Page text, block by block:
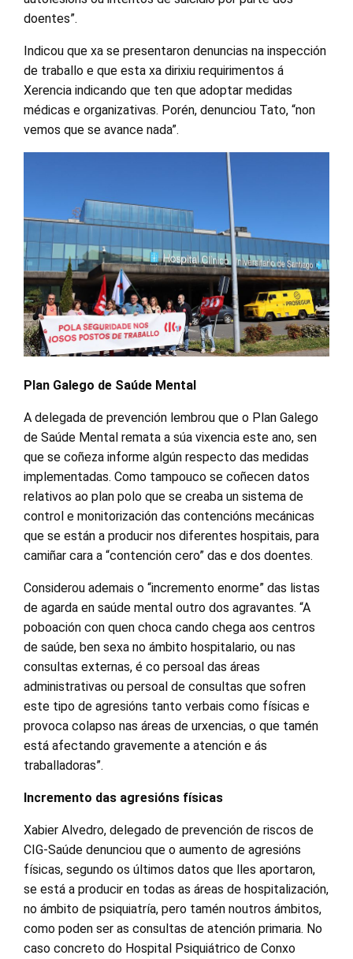
doentes”.
Indicou que xa se presentaron denuncias na inspección
de traballo e que esta xa dirixiu requirimentos á
Xerencia indicando que ten que adoptar medidas
médicas e organizativas. Porén, denunciou Tato, “non
vemos que se avance nada”.
Plan Galego de Saúde Mental
A delegada de prevención lembrou que o Plan Galego
de Saúde Mental remata a súa vixencia este ano, sen
que se coñeza informe algún respecto das medidas
implementadas. Como tampouco se coñecen datos
relativos ao plan polo que se creaba un sistema de
control e monitorización das contencións mecánicas
que se están a producir nos diferentes hospitais, para
camiñar cara a “contención cero” das e dos doentes.
Considerou ademais o “incremento enorme” das listas
de agarda en saúde mental outro dos agravantes. “A
poboación con quen choca cando chega aos centros
de saúde, ben sexa no ámbito hospitalario, ou nas
consultas externas, é co persoal das áreas
administrativas ou persoal de consultas que sofren
este tipo de agresións tanto verbais como físicas e
provoca colapso nas áreas de urxencias, o que tamén
está afectando gravemente a atención e ás
traballadoras”.
Incremento das agresións físicas
Xabier Alvedro, delegado de prevención de riscos de
CIG-Saúde denunciou que o aumento de agresións
físicas, segundo os últimos datos que lles aportaron,
se está a producir en todas as áreas de hospitalización,
no ámbito de psiquiatría, pero tamén noutros ámbitos,
como poden ser as consultas de atención primaria. No
caso concreto do Hospital Psiquiátrico de Conxo